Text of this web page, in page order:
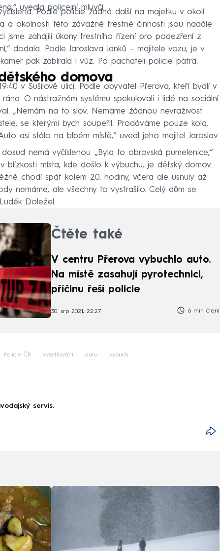
uvedla policejní mluvčí.
Podle policie žádná další na majetku v okolí
a okolnosti této závažné trestné činnosti jsou nadále
jsme zahájili úkony trestního řízení pro podezření z
dodala. Podle Jaroslava Janků – majitele vozu, je v
pak zabírala i vůz. Po pachateli policie pátrá.
domova
v Sušilově ulici. Podle obyvatel Přerova, kteří bydlí v
O nástražném systému spekulovali i lidé na sociální
„Nemám na to slov. Nemáme žádnou nevraživost
se kterými bych soupeřil. Prodáváme pouze kola,
asi stálo na blbém místě,“ uvedl jeho majitel Jaroslav
nemá vyčíslenou. „Byla to obrovská pumelenice,“
blízkosti místa, kde došlo k výbuchu, je dětský domov.
chodí spát kolem 20. hodiny, včera ale usnuly až
nemáme, ale všechny to vystrašilo. Celý dům se
Doležel.
Čtěte také
V centru Přerova vybuchlo auto.
Na místě zasahují pyrotechnici,
příčinu řeší policie
30. srp 2021, 22:27 6 min čtení
Policie ČR vyšetřování auto výbuch
servis.